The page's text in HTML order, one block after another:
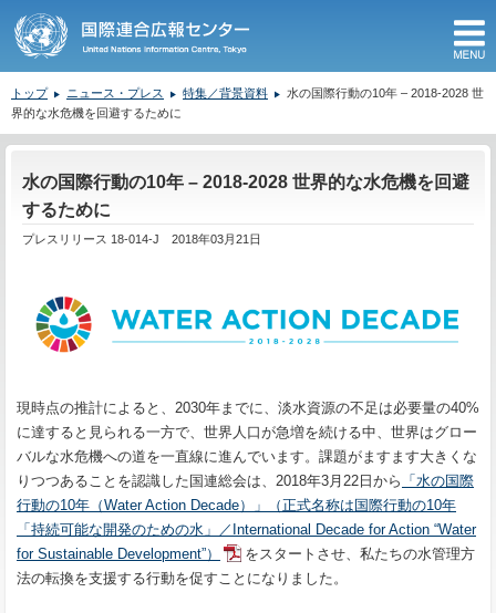
トップ ニュース・プレス 特集／背景資料
水の国際行動の10年 – 2018-2028 世
界的な水危機を回避するために
水の国際行動の10年 – 2018-2028 世界的な水危機を回避
するために
プレスリリース 18-014-J 2018年03月21日
現時点の推計によると、2030年までに、淡水資源の不足は必要量の40%
に達すると見られる一方で、世界人口が急増を続ける中、世界はグロー
バルな水危機への道を一直線に進んでいます。課題がますます大きくな
りつつあることを認識した国連総会は、2018年3月22日から 「水の国際
行動の10年（Water Action Decade）」（正式名称は国際行動の10年
「持続可能な開発のための水」／International Decade for Action “Water
for Sustainable Development”）
をスタートさせ、私たちの水管理方
法の転換を支援する行動を促すことになりました。